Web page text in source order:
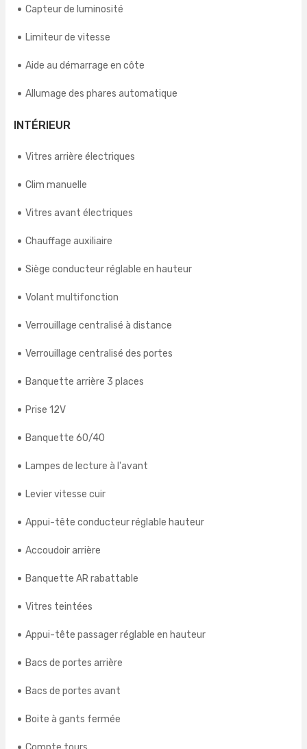
Capteur de luminosité
Limiteur de vitesse
Aide au démarrage en côte
Allumage des phares automatique
INTÉRIEUR
Vitres arrière électriques
Clim manuelle
Vitres avant électriques
Chauffage auxiliaire
Siège conducteur réglable en hauteur
Volant multifonction
Verrouillage centralisé à distance
Verrouillage centralisé des portes
Banquette arrière 3 places
Prise 12V
Banquette 60/40
Lampes de lecture à l'avant
Levier vitesse cuir
Appui-tête conducteur réglable hauteur
Accoudoir arrière
Banquette AR rabattable
Vitres teintées
Appui-tête passager réglable en hauteur
Bacs de portes arrière
Bacs de portes avant
Boite à gants fermée